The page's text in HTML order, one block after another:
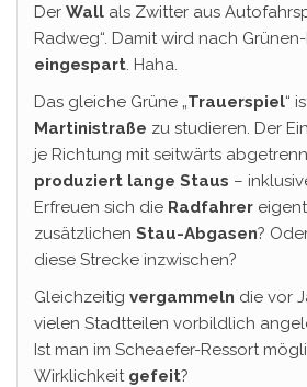
Der Wall als Zwitter aus
Radweg“. Damit wird nach
eingespart. Haha.
Das gleiche Grüne „Trauerspiel“
Martinistraße zu studieren. Der
je Richtung mit seitwärts
produziert lange Staus –
Erfreuen sich die Radfahrer
zusätzlichen Stau-Abgasen?
diese Strecke inzwischen?
Gleichzeitig vergammeln die vor
vielen Stadtteilen vorbildlich
Ist man im Scheaefer-Ressort
Wirklichkeit gefeit?